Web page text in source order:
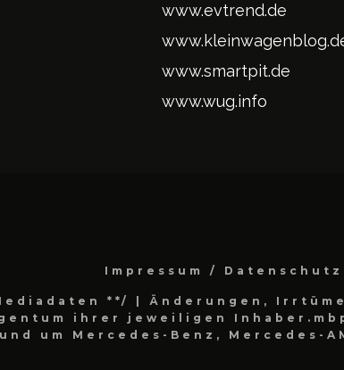
www.evtrend.de
www.smartpit.de
www.wug.info
Impressum / Datenschutz
**/
| Änderungen,
ihrer jeweiligen
um Mercedes-Benz, Mercedes-